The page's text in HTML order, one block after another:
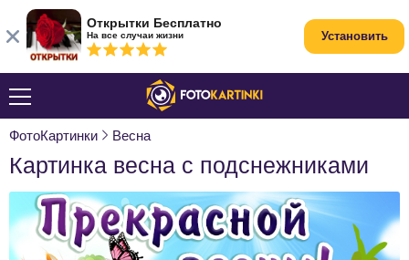
ФотоКартинки Весна
Картинка весна с подснежниками
Открытки Бесплатно
На все случаи жизни Установить